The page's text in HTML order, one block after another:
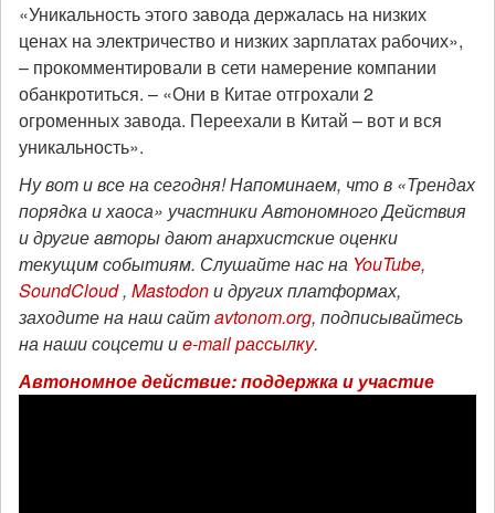
«Уникальность этого завода держалась на низких
ценах на электричество и низких зарплатах рабочих»,
– прокомментировали в сети намерение компании
обанкротиться. – «Они в Китае отгрохали 2
огроменных завода. Переехали в Китай – вот и вся
уникальность».
Ну вот и все на сегодня! Напоминаем, что в «Трендах
порядка и хаоса» участники Автономного Действия
и другие авторы дают анархистские оценки
текущим событиям. Слушайте нас на YouTube,
SoundCloud, Mastodonи других платформах,
заходите на наш сайтavtonom.org, подписывайтесь
на наши соцсети иe-mail рассылку.
Автономное действие: поддержка и участие